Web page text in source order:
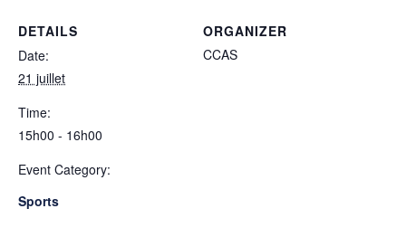
DETAILS
Date:
21 juillet
Time:
15h00 - 16h00
Event Category:
Sports
ORGANIZER
CCAS